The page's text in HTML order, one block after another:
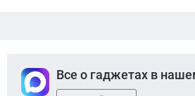
Все о гаджетах в